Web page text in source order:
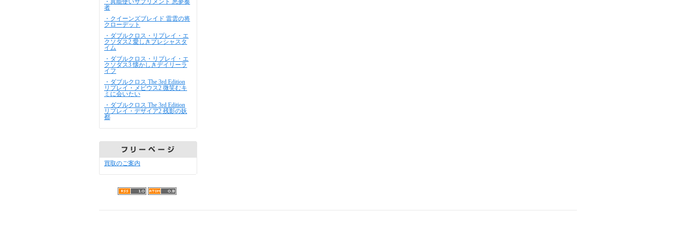
者
・クイーンズブレイド 雷雲の将
クローデット
・ダブルクロス・リプレイ・エ
クソダス2 愛しきプレシャスタ
イム
・ダブルクロス・リプレイ・エ
クソダス3 懐かしきデイリーラ
イフ
・ダブルクロス The 3rd Edition
リプレイ・メビウス2 微笑むキ
ミに会いたい
・ダブルクロス The 3rd Edition
リプレイ・デザイア2 残影の妖
都
買取のご案内